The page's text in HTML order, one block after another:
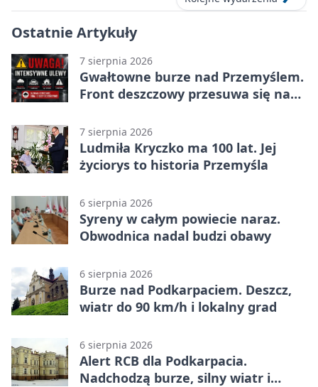
Ostatnie Artykuły
7 sierpnia 2026
Gwałtowne burze nad Przemyślem.
Front deszczowy przesuwa się na
7 sierpnia 2026
Ludmiła Kryczko ma 100 lat. Jej
życiorys to historia Przemyśla
6 sierpnia 2026
Syreny w całym powiecie naraz.
Obwodnica nadal budzi obawy
6 sierpnia 2026
Burze nad Podkarpaciem. Deszcz,
wiatr do 90 km/h i lokalny grad
6 sierpnia 2026
Alert RCB dla Podkarpacia.
Nadchodzą burze, silny wiatr i